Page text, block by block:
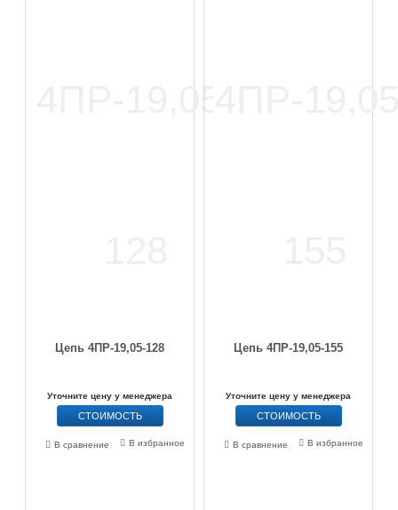
Цепь 4ПР-19,05-128
Уточните цену у менеджера
СТОИМОСТЬ
В избранное
В сравнение
Цепь 4ПР-19,05-155
Уточните цену у менеджера
СТОИМОСТЬ
В избранное
В сравнение